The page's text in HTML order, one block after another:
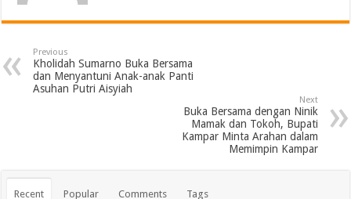
Previous
Kholidah Sumarno Buka Bersama
dan Menyantuni Anak-anak Panti
Asuhan Putri Aisyiah
Next
Buka Bersama dengan Ninik
Mamak dan Tokoh, Bupati
Kampar Minta Arahan dalam
Memimpin Kampar
Recent Popular Comments Tags